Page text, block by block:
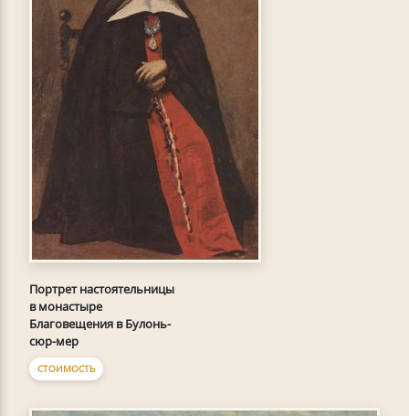
Портрет настоятельницы
в монастыре
Благовещения в Булонь-
сюр-мер
СТОИМОСТЬ